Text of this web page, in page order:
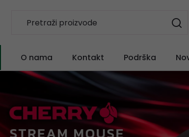
O nama Kontakt Podrška